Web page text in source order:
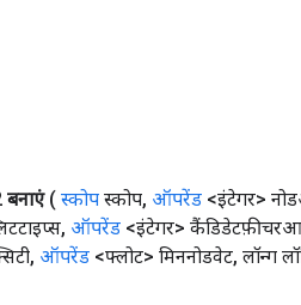
बनाएं ( स्कोप स्कोप, ऑपरेंड <इंटेगर>
, ऑपरेंड <इंटेगर>
, ऑपरेंड <फ्लोट> मिननोडवेट, लॉन्ग